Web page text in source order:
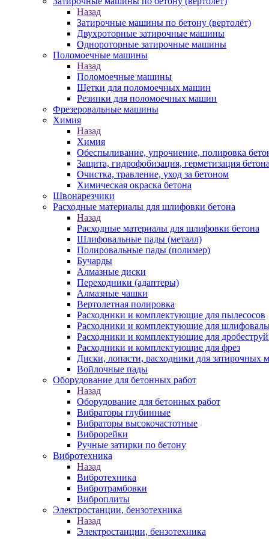
Назад
Затирочные машины по бетону (вертолёт)
Двухроторные затирочные машины
Однороторные затирочные машины
Поломоечные машины
Назад
Поломоечные машины
Щетки для поломоечных машин
Резинки для поломоечных машин
Фрезеровальные машины
Химия
Назад
Химия
Обеспыливание, упрочнение, полировка
Защита, гидрофобизация, герметизация
Очистка, травление, уход за бетоном
Химическая окраска бетона
Швонарезчики
Расходные материалы для шлифовки бетона
Назад
Расходные материалы для шлифовки бетона
Шлифовальные пады (металл)
Полировальные пады (полимер)
Бучарды
Алмазные диски
Переходники (адаптеры)
Алмазные чашки
Вертолетная полировка
Расходники и комплектующие для пылесосов
Расходники и комплектующие для
Расходники и комплектующие для
Расходники и комплектующие для фрез
Диски, лопасти, расходники для затирочных
Войлочные пады
Оборудование для бетонных работ
Назад
Оборудование для бетонных работ
Вибраторы глубинные
Вибраторы высокочастотные
Виброрейки
Ручные затирки по бетону
Вибротехника
Назад
Вибротехника
Вибротрамбовки
Виброплиты
Электростанции, бензотехника
Назад
Электростанции, бензотехника